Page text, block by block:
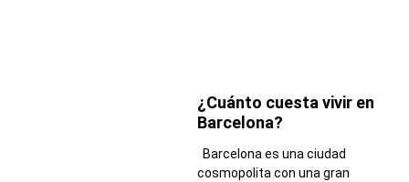
¿Cuánto cuesta vivir en
Barcelona?
Barcelona es una ciudad
cosmopolita con una gran